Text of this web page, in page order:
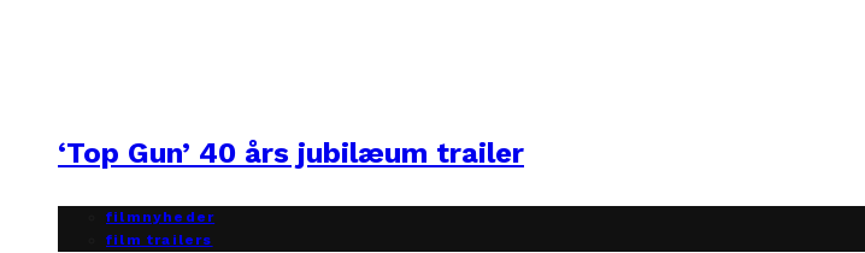
‘Top Gun’ 40 års jubilæum trailer
filmnyheder
film trailers